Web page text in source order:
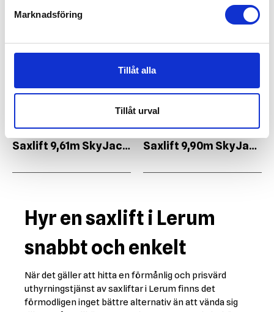
Marknadsföring
Tillåt alla
Tillåt urval
Saxlift 9,61m SkyJack 3226 Saxlift 9,90m SkyJack 4626
Hyr en saxlift i Lerum
snabbt och enkelt
När det gäller att hitta en förmånlig och prisvärd
uthyrningstjänst av saxliftar i Lerum finns det
förmodligen inget bättre alternativ än att vända sig